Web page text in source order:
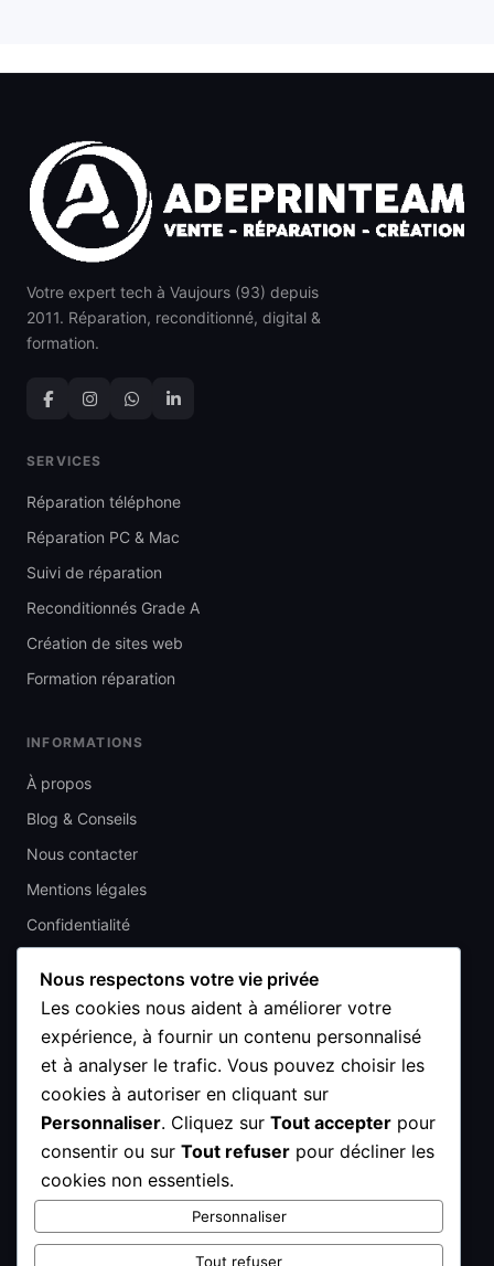
Votre expert tech à Vaujours (93) depuis
2011. Réparation, reconditionné, digital &
formation.
SERVICES
Réparation téléphone
Réparation PC & Mac
Suivi de réparation
Reconditionnés Grade A
Création de sites web
Formation réparation
INFORMATIONS
À propos
Blog & Conseils
Nous contacter
Mentions légales
Confidentialité
4 Av. du Général de Gaulle, 93410 Vaujours
01 48 67 47 63
contact@adeprinteam.com
Lun–Ven : 10h – 19h
Dim : Fermé
Nous respectons votre vie privée
Les cookies nous aident à améliorer votre
expérience, à fournir un contenu personnalisé
et à analyser le trafic. Vous pouvez choisir les
cookies à autoriser en cliquant sur
Personnaliser. Cliquez sur Tout accepter pour
consentir ou sur Tout refuser pour décliner les
cookies non essentiels.
Personnaliser
Tout refuser